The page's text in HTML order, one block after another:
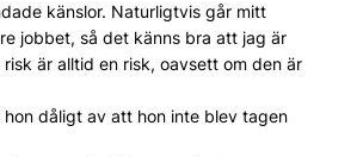
känslor. Naturligtvis går mitt
jobbet, så det känns bra att jag är
risk är alltid en risk, oavsett om den är
hon dåligt av att hon inte blev tagen